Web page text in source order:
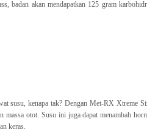
badan akan mendapatkan 125 gram
susu, kenapa tak? Dengan Met-RX Xtreme
massa otot. Susu ini juga dapat menambah
keras.